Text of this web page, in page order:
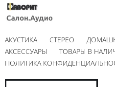
АКУСТИКА СТЕРЕО
АКСЕССУАРЫ
ТОВАРЫ В
ПОЛИТИКА